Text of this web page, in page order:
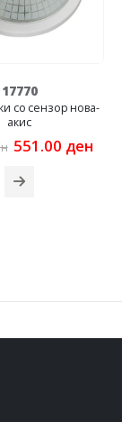
17770
со сензор нова-
акис
Original
was:
735.00 ден.
551.00 ден